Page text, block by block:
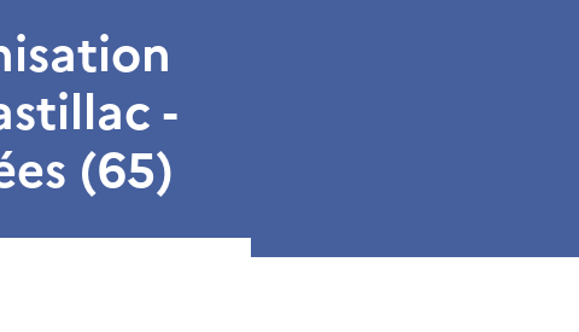
-
(65)